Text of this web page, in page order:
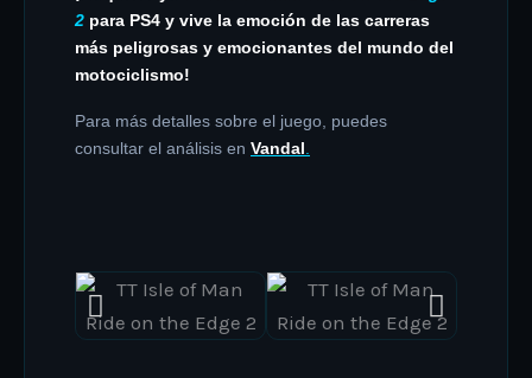
2 para PS4 y vive la emoción de las carreras
más peligrosas y emocionantes del mundo del
motociclismo!
Para más detalles sobre el juego, puedes
consultar el análisis en Vandal.